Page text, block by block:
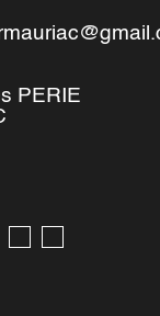
PERIE